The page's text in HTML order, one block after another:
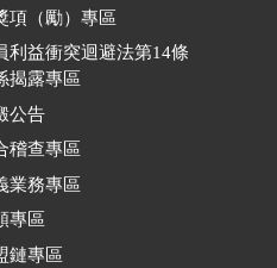
項（勵）專區
利益衝突迴避法第14條
揭露專區
公告
稽查專區
業務專區
專區
鏈專區